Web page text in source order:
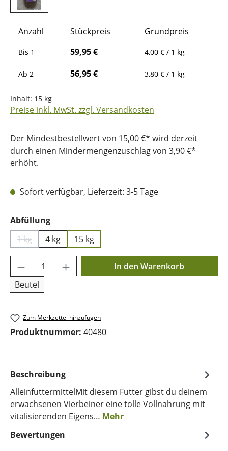
Anzahl Stückpreis Grundpreis
Bis 1 59,95 € 4,00 € / 1 kg
Ab 2 56,95 € 3,80 € / 1 kg
Inhalt: 15 kg
Preise inkl. MwSt. zzgl. Versandkosten
Der Mindestbestellwert von 15,00 €* wird derzeit
durch einen Mindermengenzuschlag von 3,90 €*
erhöht.
Sofort verfügbar, Lieferzeit: 3-5 Tage
Abfüllungauswählen
1 kg(Diese Option ist zurzeit nicht verfügbar.)
4 kg 15 kg
Produkt Anzahl: Gib den gewünschten
Beutel
In den Warenkorb
Zum Merkzettel hinzufügen
Produktnummer: 40480
Beschreibung
AlleinfuttermittelMit diesem Futter gibst du deinem
erwachsenen Vierbeiner eine tolle Vollnahrung mit
vitalisierenden Eigens… Mehr
Bewertungen